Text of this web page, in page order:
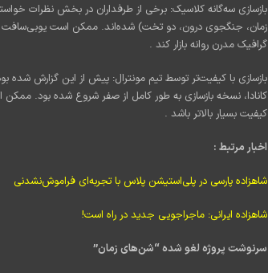
بازسازی سه‌گانه کلاسیک: برخی از طرفداران در بخش نظرات
زمان، جنگجوی درون، دو تخت) شده‌اند. ممکن است یوبی‌سافت
گرافیک مدرن روانه بازار کند .
بازسازی با کیفیت‌تر توسط تیم مونترال: پیش از این گزارش شده
کانادا، نسخه بازسازی به طور کامل از صفر شروع شده بود.
کیفیت بسیار بالاتر باشد .
اخبار مرتبط :
شاهزاده پارسی در پلی‌استیشن پلاس با تجربه‌ای فراموش‌نشدنی
شاهزاده ایرانی: ماجراجویی جدید در راه است!
سرنوشت پروژه لغو شده “شن‌های زمان”